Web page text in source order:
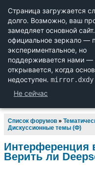
Математика, Физика,
LaTeX,
Биология и
Математика,
Список форумов »
Дискуссионные темы (Ф)
Интерференция
Верить ли